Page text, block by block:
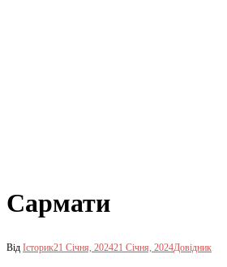
Сармати
Від Історик21 Січня, 202421 Січня, 2024Довідник